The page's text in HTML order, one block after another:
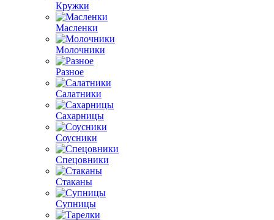
Кружки
Масленки
Молочники
Разное
Салатники
Сахарницы
Соусники
Спецовники
Стаканы
Супницы